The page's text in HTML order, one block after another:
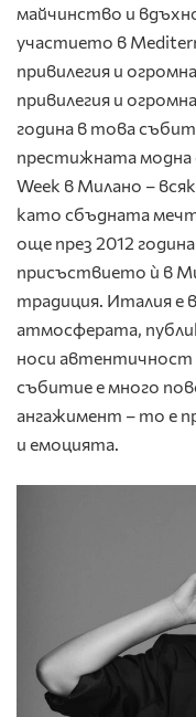
майчинство и
участието в
привилегия и
привилегия и
година в това
престижната модна
Week в Милано –
като сбъдната
още през 2012
присъствието ѝ в
традиция. Италия е
атмосферата,
носи автентичност
събитие е много
ангажимент – то е
и емоцията.